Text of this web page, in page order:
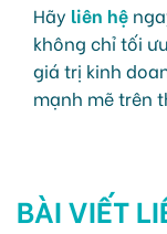
Hãy liên hệ
không chỉ tối
giá trị kinh
mạnh mẽ trên
BÀI VIẾT